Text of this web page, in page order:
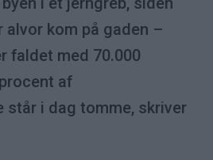
kom på gaden –
faldet med 70.000
af
står i dag tomme, skriver